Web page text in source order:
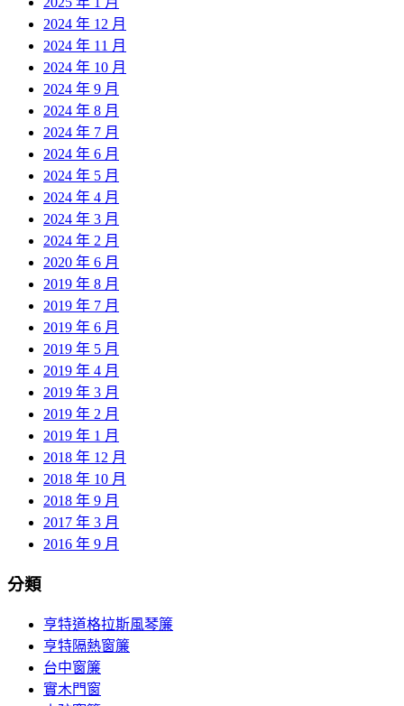
2024 年 12 月
2024 年 11 月
2024 年 10 月
2024 年 9 月
2024 年 8 月
2024 年 7 月
2024 年 6 月
2024 年 5 月
2024 年 4 月
2024 年 3 月
2024 年 2 月
2020 年 6 月
2019 年 8 月
2019 年 7 月
2019 年 6 月
2019 年 5 月
2019 年 4 月
2019 年 3 月
2019 年 2 月
2019 年 1 月
2018 年 12 月
2018 年 10 月
2018 年 9 月
2017 年 3 月
2016 年 9 月
分類
亨特道格拉斯風琴簾
亨特隔熱窗簾
台中窗簾
實木門窗